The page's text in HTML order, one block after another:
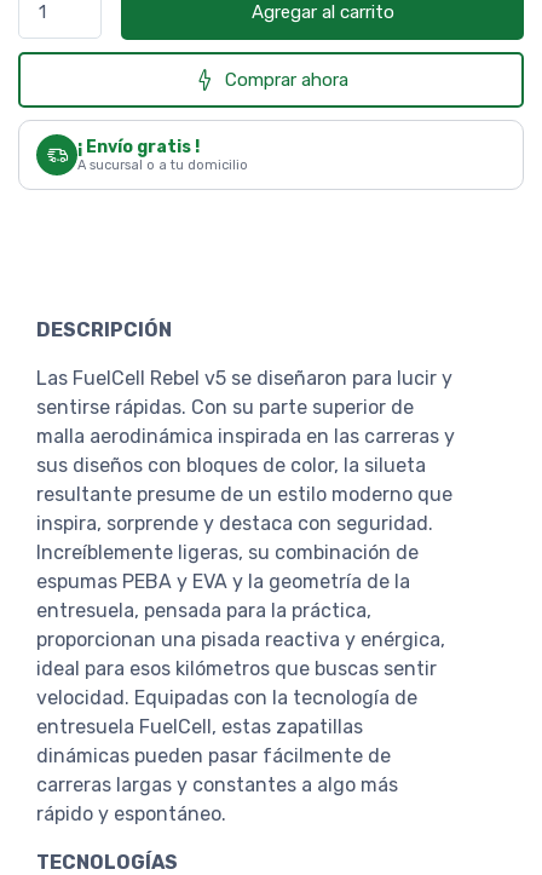
Agregar al carrito
Comprar ahora
¡ Envío gratis !
A sucursal o a tu domicilio
DESCRIPCIÓN
Las FuelCell Rebel v5 se diseñaron para lucir y
sentirse rápidas. Con su parte superior de
malla aerodinámica inspirada en las carreras y
sus diseños con bloques de color, la silueta
resultante presume de un estilo moderno que
inspira, sorprende y destaca con seguridad.
Increíblemente ligeras, su combinación de
espumas PEBA y EVA y la geometría de la
entresuela, pensada para la práctica,
proporcionan una pisada reactiva y enérgica,
ideal para esos kilómetros que buscas sentir
velocidad. Equipadas con la tecnología de
entresuela FuelCell, estas zapatillas
dinámicas pueden pasar fácilmente de
carreras largas y constantes a algo más
rápido y espontáneo.
TECNOLOGÍAS